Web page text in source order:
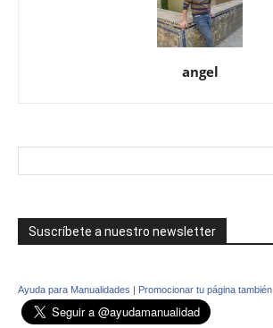
angel
Suscríbete a nuestro newsletter
Ayuda para Manualidades | Promocionar tu página también